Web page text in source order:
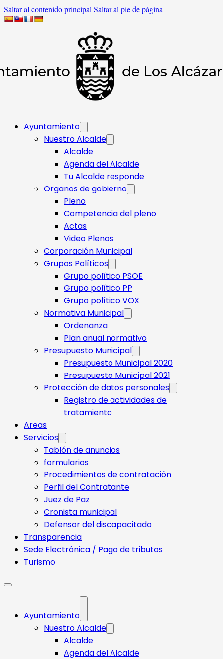
Saltar al contenido principal Saltar al pie de página
Ayuntamiento
Nuestro Alcalde
Alcalde
Agenda del Alcalde
Tu Alcalde responde​
Organos de gobierno
Pleno
Competencia del pleno
Actas
Video Plenos
Corporación Municipal
Grupos Políticos
Grupo político PSOE
Grupo político PP
Grupo político VOX
Normativa Municipal
Ordenanza
Plan anual normativo
Presupuesto Municipal
Presupuesto Municipal 2020
Presupuesto Municipal 2021
Protección de datos personales
Registro de actividades de
tratamiento
Areas
Servicios
Tablón de anuncios
formularios
Procedimientos de contratación
Perfil del Contratante
Juez de Paz
Cronista municipal
Defensor del discapacitado
Transparencia
Sede Electrónica / Pago de tributos
Turismo
Ayuntamiento
Nuestro Alcalde
Alcalde
Agenda del Alcalde